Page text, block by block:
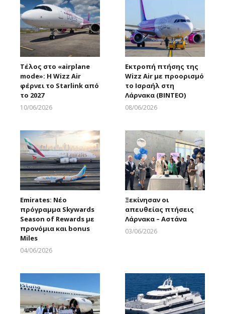
Τέλος στο «airplane
mode»: Η Wizz Air
φέρνει το Starlink από
το 2027
10/06/2026
Εκτροπή πτήσης της
Wizz Air με προορισμό
το Ισραήλ στη
Λάρνακα (ΒΙΝΤΕΟ)
08/06/2026
Emirates: Νέο
πρόγραμμα Skywards
Season of Rewards με
προνόμια και bonus
Miles
04/06/2026
Ξεκίνησαν οι
απευθείας πτήσεις
Λάρνακα – Αστάνα
03/06/2026